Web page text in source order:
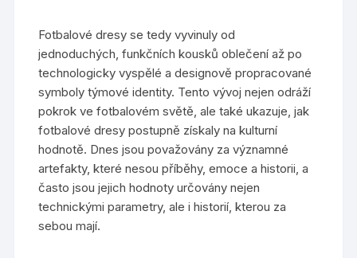
Fotbalové dresy se tedy vyvinuly od
jednoduchých, funkčních kousků oblečení až po
technologicky vyspělé a designově propracované
symboly týmové identity. Tento vývoj nejen odráží
pokrok ve fotbalovém světě, ale také ukazuje, jak
fotbalové dresy postupně získaly na kulturní
hodnotě. Dnes jsou považovány za významné
artefakty, které nesou příběhy, emoce a historii, a
často jsou jejich hodnoty určovány nejen
technickými parametry, ale i historií, kterou za
sebou mají.